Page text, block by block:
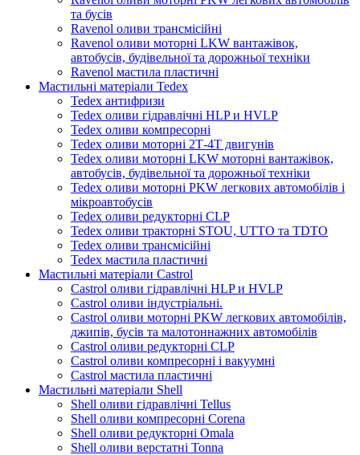
та бусів
Ravenol оливи трансмісійні
Ravenol оливи моторні LKW вантажівок,
автобусів, будівельної та дорожньої техніки
Ravenol мастила пластичні
Мастильні матеріали Tedex
Tedex антифризи
Tedex оливи гідравлічні HLP и HVLP
Tedex оливи компресорні
Tedex оливи моторні 2Т-4Т двигунів
Tedex оливи моторні LKW моторні вантажівок,
автобусів, будівельної та дорожньої техніки
Tedex оливи моторні PKW легкових автомобілів і
мікроавтобусів
Tedex оливи редукторні CLP
Tedex оливи тракторні STOU, UTTO та TDTO
Tedex оливи трансмісійні
Tedex мастила пластичні
Мастильні матеріали Castrol
Castrol оливи гідравлічні HLP и HVLP
Castrol оливи індустріальні.
Castrol оливи моторні PKW легкових автомобілів,
джипів, бусів та малотоннажних автомобілів
Castrol оливи редукторні CLP
Castrol оливи компресорні і вакуумні
Castrol мастила пластичні
Мастильні матеріали Shell
Shell оливи гідравлічні Tellus
Shell оливи компресорні Corena
Shell оливи редукторні Omala
Shell оливи верстатні Tonna